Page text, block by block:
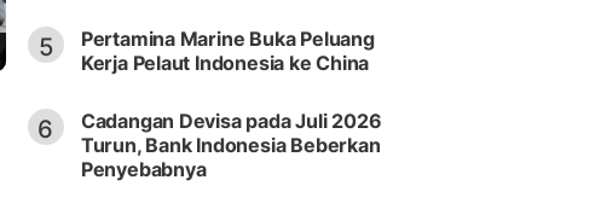
5
Pertamina Marine Buka Peluang
Kerja Pelaut Indonesia ke China
6
Cadangan Devisa pada Juli 2026
Turun, Bank Indonesia Beberkan
Penyebabnya